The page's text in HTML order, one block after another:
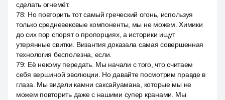
сделать огнемёт.
78: Но повторить тот самый греческий огонь, используя
только средневековые компоненты, мы не можем. Химики
до сих пор спорят о пропорциях, а историки ищут
утерянные свитки. Византия доказала самая совершенная
технология бесполезна, если.
79: Её некому передать. Мы начали с того, что считаем
себя вершиной эволюции. Но давайте посмотрим правде в
глаза. Мы видели камни саксайуамана, которые мы не
можем повторить даже с нашими супер кранами. Мы